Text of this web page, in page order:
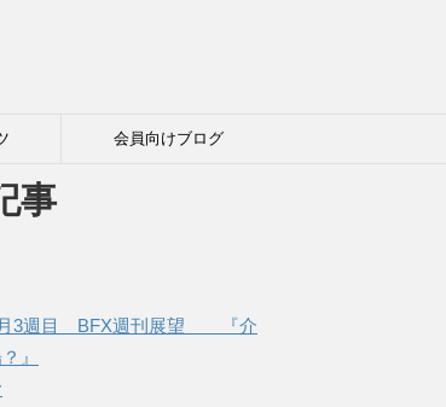
会員向けブログ
事
月3週目 BFX週刊展望 『介
』